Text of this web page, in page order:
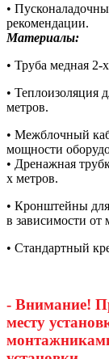
•
рекомендации.
Материалы:
• Труба медная 2-
• Теплоизоляция
метров.
• Межблочный
мощности
• Дренажная
х метров.
• Кронштейны
в зависимости
• Стандартный
- Внимание!
месту